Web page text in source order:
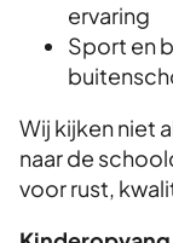
ervaring
Sport en
Wij kijken niet
naar de
voor rust,